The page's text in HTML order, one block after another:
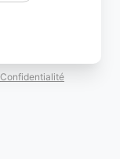
Confidentialité